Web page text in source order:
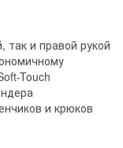
так и правой рукой
Touch
и крюков